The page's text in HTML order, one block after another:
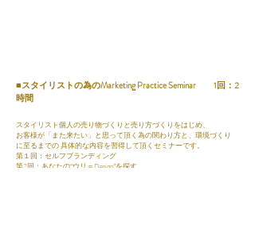
■スタイリストの為のMarketing Practice Seminar 1回：2
時間
スタイリスト個人の売り物づくりと売り方づくりをはじめ、
お客様が「また来たい」と思って頂く為の関わり方と、環境づくり
に至るまでの 具体的な内容を習得して頂くセミナーです。
第１回：セルフブランディング
第2回：あなたの“ウリ＝Design”を探す